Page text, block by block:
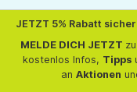
JETZT 5% Rabatt
MELDE DICH JETZT
kostenlos Infos, Tipps
an Aktionen